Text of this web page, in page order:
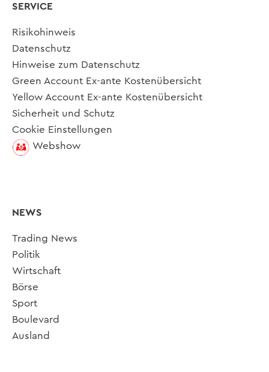
SERVICE
Risikohinweis
Datenschutz
Hinweise zum Datenschutz
Green Account Ex-ante Kostenübersicht
Yellow Account Ex-ante Kostenübersicht
Sicherheit und Schutz
Cookie Einstellungen
Webshow
NEWS
Trading News
Politik
Wirtschaft
Börse
Sport
Boulevard
Ausland